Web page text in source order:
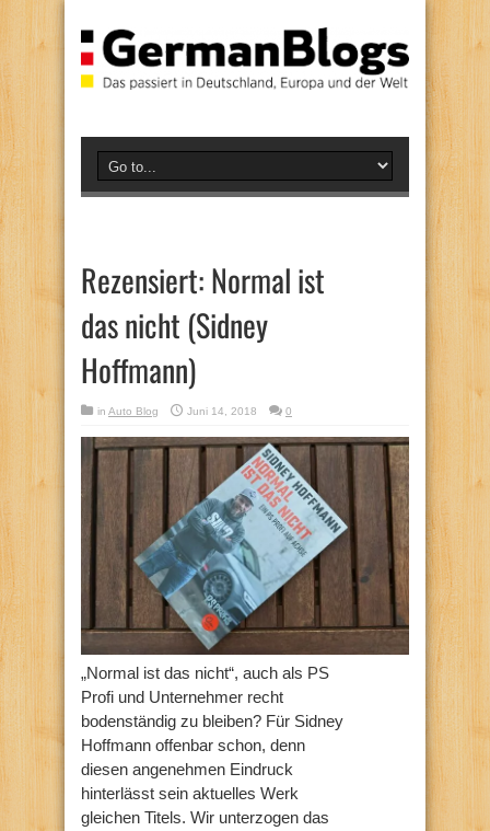
Rezensiert: Normal ist
das nicht (Sidney
Hoffmann)
in Auto Blog Juni 14, 2018 0
„Normal ist das nicht“, auch als PS
Profi und Unternehmer recht
bodenständig zu bleiben? Für Sidney
Hoffmann offenbar schon, denn
diesen angenehmen Eindruck
hinterlässt sein aktuelles Werk
gleichen Titels. Wir unterzogen das